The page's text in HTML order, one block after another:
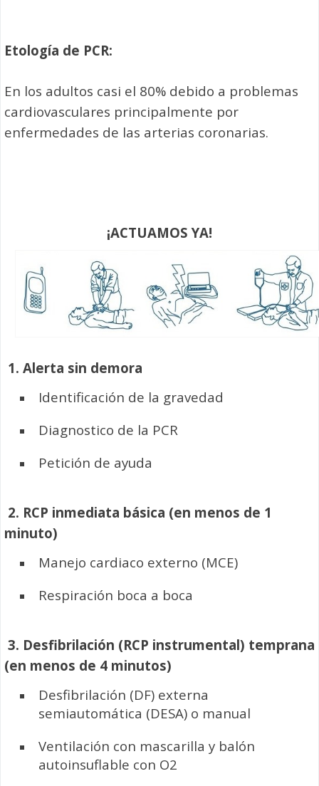
Etología de PCR:
En los adultos casi el 80% debido a problemas
cardiovasculares principalmente por
enfermedades de las arterias coronarias.
¡ACTUAMOS YA!
1. Alerta sin demora
Identificación de la gravedad
Diagnostico de la PCR
Petición de ayuda
2. RCP inmediata básica (en menos de 1
minuto)
Manejo cardiaco externo (MCE)
Respiración boca a boca
3. Desfibrilación (RCP instrumental) temprana
(en menos de 4 minutos)
Desfibrilación (DF) externa
semiautomática (DESA) o manual
Ventilación con mascarilla y balón
autoinsuflable con O2